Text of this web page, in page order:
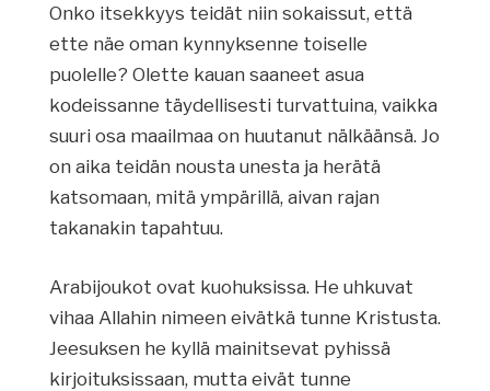
Onko itsekkyys teidät niin sokaissut, että
ette näe oman kynnyksenne toiselle
puolelle? Olette kauan saaneet asua
kodeissanne täydellisesti turvattuina, vaikka
suuri osa maailmaa on huutanut nälkäänsä. Jo
on aika teidän nousta unesta ja herätä
katsomaan, mitä ympärillä, aivan rajan
takanakin tapahtuu.
Arabijoukot ovat kuohuksissa. He uhkuvat
vihaa Allahin nimeen eivätkä tunne Kristusta.
Jeesuksen he kyllä mainitsevat pyhissä
kirjoituksissaan, mutta eivät tunne